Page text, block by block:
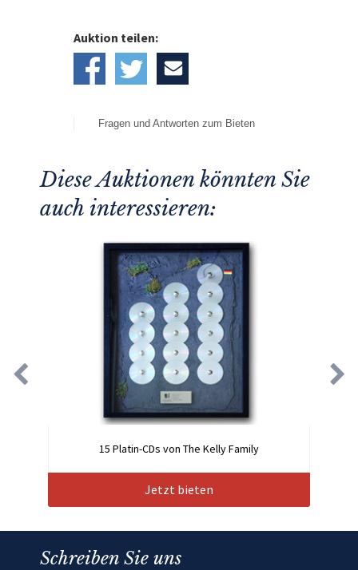
Auktion teilen:
Fragen und Antworten zum Bieten
Diese Auktionen könnten Sie
auch interessieren:
15 Platin-CDs von The Kelly Family
Jetzt bieten
Schreiben Sie uns